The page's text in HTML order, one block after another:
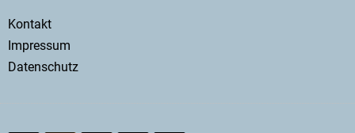
Secondary
menu
Kontakt
Impressum
Datenschutz